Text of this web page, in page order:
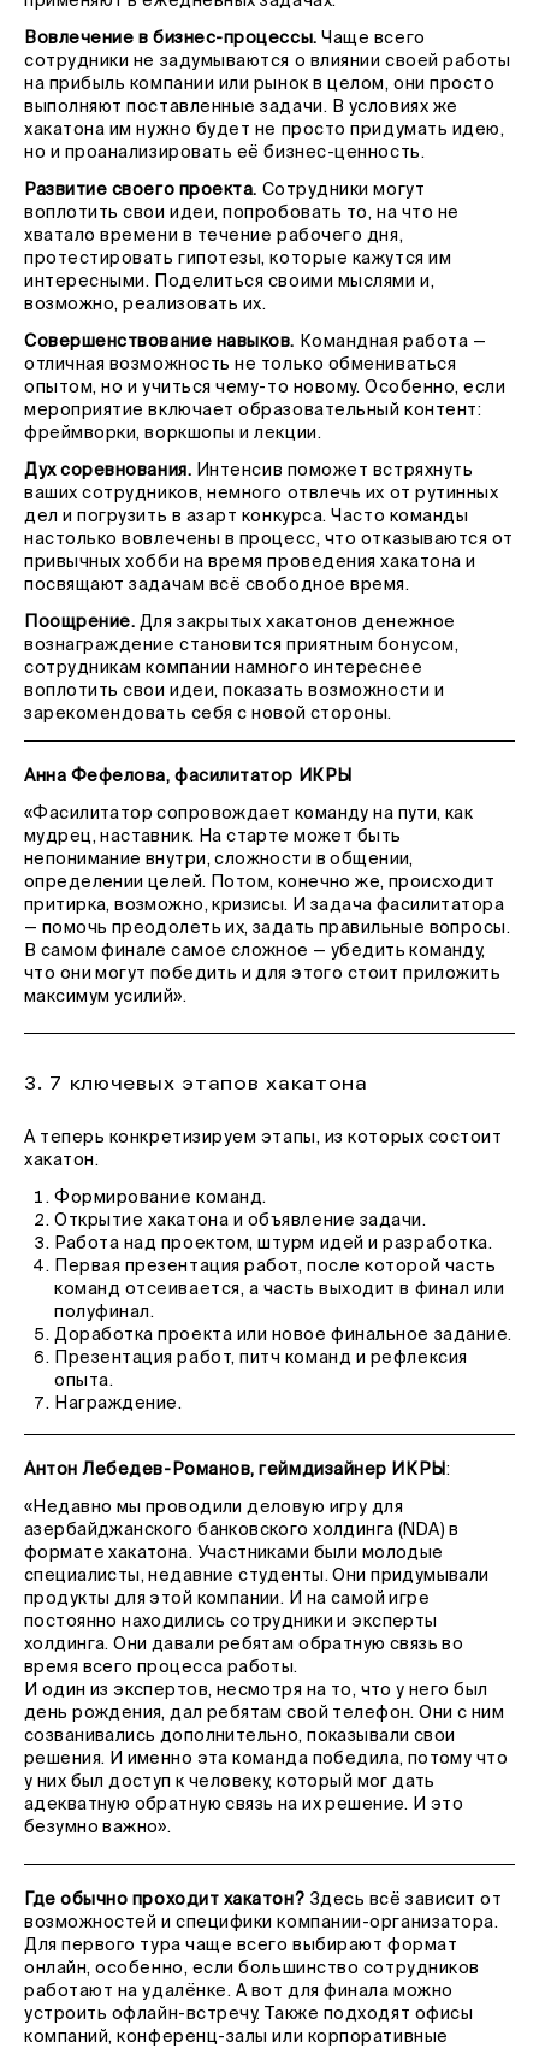
Вовлечение в бизнес-процессы. Чаще всего
сотрудники не задумываются о влиянии своей работы
на прибыль компании или рынок в целом, они просто
выполняют поставленные задачи. В условиях же
хакатона им нужно будет не просто придумать идею,
но и проанализировать её бизнес-ценность.
Развитие своего проекта. Сотрудники могут
воплотить свои идеи, попробовать то, на что не
хватало времени в течение рабочего дня,
протестировать гипотезы, которые кажутся им
интересными. Поделиться своими мыслями и,
возможно, реализовать их.
Совершенствование навыков. Командная работа —
отличная возможность не только обмениваться
опытом, но и учиться чему-то новому. Особенно, если
мероприятие включает образовательный контент:
фреймворки, воркшопы и лекции.
Дух соревнования. Интенсив поможет встряхнуть
ваших сотрудников, немного отвлечь их от рутинных
дел и погрузить в азарт конкурса. Часто команды
настолько вовлечены в процесс, что отказываются от
привычных хобби на время проведения хакатона и
посвящают задачам всё свободное время.
Поощрение. Для закрытых хакатонов денежное
вознаграждение становится приятным бонусом,
сотрудникам компании намного интереснее
воплотить свои идеи, показать возможности и
зарекомендовать себя с новой стороны.
Анна Фефелова, фасилитатор ИКРЫ
«Фасилитатор сопровождает команду на пути, как
мудрец, наставник. На старте может быть
непонимание внутри, сложности в общении,
определении целей. Потом, конечно же, происходит
притирка, возможно, кризисы. И задача фасилитатора
— помочь преодолеть их, задать правильные вопросы.
В самом финале самое сложное — убедить команду,
что они могут победить и для этого стоит приложить
максимум усилий».
3. 7 ключевых этапов хакатона
А теперь конкретизируем этапы, из которых состоит
хакатон.
Формирование команд.
Открытие хакатона и объявление задачи.
Работа над проектом, штурм идей и разработка.
Первая презентация работ, после которой часть
команд отсеивается, а часть выходит в финал или
полуфинал.
Доработка проекта или новое финальное задание.
Презентация работ, питч команд и рефлексия
опыта.
Награждение.
Антон Лебедев-Романов, геймдизайнер ИКРЫ :
«Недавно мы проводили деловую игру для
азербайджанского банковского холдинга (NDA) в
формате хакатона. Участниками были молодые
специалисты, недавние студенты. Они придумывали
продукты для этой компании. И на самой игре
постоянно находились сотрудники и эксперты
холдинга. Они давали ребятам обратную связь во
время всего процесса работы.
И один из экспертов, несмотря на то, что у него был
день рождения, дал ребятам свой телефон. Они с ним
созванивались дополнительно, показывали свои
решения. И именно эта команда победила, потому что
у них был доступ к человеку, который мог дать
адекватную обратную связь на их решение. И это
безумно важно».
Где обычно проходит хакатон? Здесь всё зависит от
возможностей и специфики компании-организатора.
Для первого тура чаще всего выбирают формат
онлайн, особенно, если большинство сотрудников
работают на удалёнке. А вот для финала можно
устроить офлайн-встречу. Также подходят офисы
компаний, конференц-залы или корпоративные